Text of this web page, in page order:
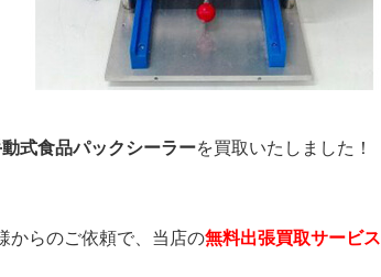
式食品パックシーラーを買取いたしました！
からのご依頼で、当店の無料出張買取サービス